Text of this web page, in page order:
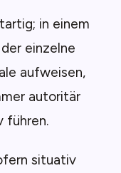
in einem
einzelne
aufweisen,
autoritär
führen.
situativ